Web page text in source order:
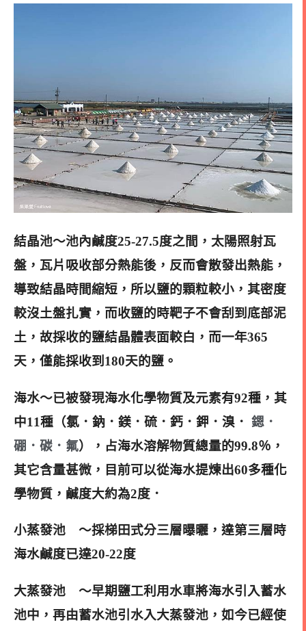
結晶池～池內鹹度25-27.5度之間，太陽照射瓦
盤，瓦片吸收部分熱能後，反而會散發出熱能，
導致結晶時間縮短，所以鹽的顆粒較小，其密度
較沒土盤扎實，而收鹽的時靶子不會刮到底部泥
土，故採收的鹽結晶體表面較白，而一年365
天，僅能採收到180天的鹽。
海水～已被發現海水化學物質及元素有92種，其
中11種（氯．鈉．鎂．硫．鈣．鉀．溴． 𨪜．
硼．碳．氟），占海水溶解物質總量的99.8％ ，
其它含量甚微，目前可以從海水提煉出60多種化
學物質，鹹度大約為2度．
小蒸發池 ～採梯田式分三層曝曬，達第三層時
海水鹹度已達20-22度
大蒸發池 ～早期鹽工利用水車將海水引入蓄水
池中，再由蓄水池引水入大蒸發池，如今已經使